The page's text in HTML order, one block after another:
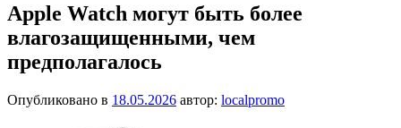
Apple Watch могут быть более
влагозащищенными, чем
предполагалось
Опубликовано в 18.05.2026 автор: localpromo